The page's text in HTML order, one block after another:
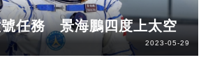
號任務 景海鵬四度上太空
2023-05-29